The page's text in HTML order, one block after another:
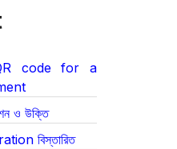
code for a
ও উক্তি
বিস্তারিত